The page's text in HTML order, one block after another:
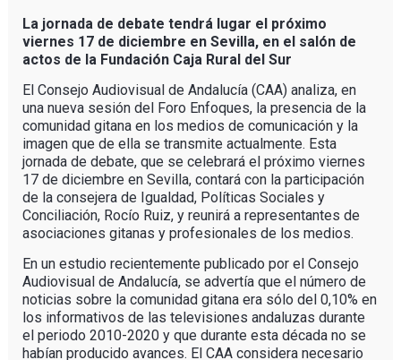
La jornada de debate tendrá lugar el próximo
viernes 17 de diciembre en Sevilla, en el salón de
actos de la Fundación Caja Rural del Sur
El Consejo Audiovisual de Andalucía (CAA) analiza, en
una nueva sesión del Foro Enfoques, la presencia de la
comunidad gitana en los medios de comunicación y la
imagen que de ella se transmite actualmente. Esta
jornada de debate, que se celebrará el próximo viernes
17 de diciembre en Sevilla, contará con la participación
de la consejera de Igualdad, Políticas Sociales y
Conciliación, Rocío Ruiz, y reunirá a representantes de
asociaciones gitanas y profesionales de los medios.
En un estudio recientemente publicado por el Consejo
Audiovisual de Andalucía, se advertía que el número de
noticias sobre la comunidad gitana era sólo del 0,10% en
los informativos de las televisiones andaluzas durante
el periodo 2010-2020 y que durante esta década no se
habían producido avances. El CAA considera necesario